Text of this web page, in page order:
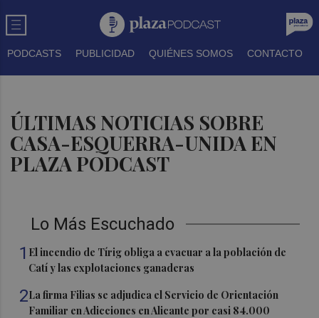
PODCASTS PUBLICIDAD QUIÉNES SOMOS CONTACTO
ÚLTIMAS NOTICIAS SOBRE
CASA-ESQUERRA-UNIDA EN
PLAZA PODCAST
Lo Más Escuchado
1 El incendio de Tírig obliga a evacuar a la población de
Catí y las explotaciones ganaderas
2La firma Filias se adjudica el Servicio de Orientación
Familiar en Adicciones en Alicante por casi 84.000